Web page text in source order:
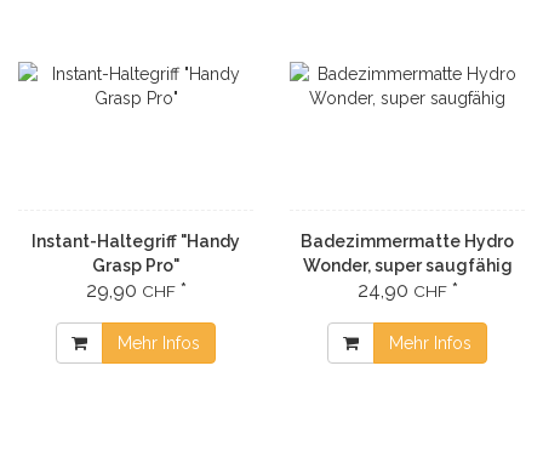
Instant-Haltegriff "Handy
Grasp Pro"
29,90 CHF*
Mehr Infos
Badezimmermatte Hydro
Wonder, super saugfähig
24,90 CHF*
Mehr Infos